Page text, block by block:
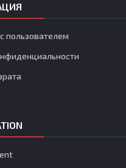
пользователем